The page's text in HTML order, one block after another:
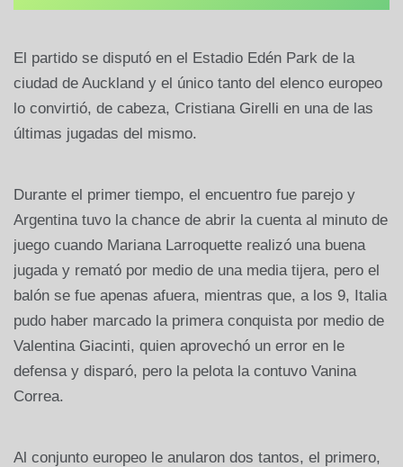
El partido se disputó en el Estadio Edén Park de la
ciudad de Auckland y el único tanto del elenco europeo
lo convirtió, de cabeza, Cristiana Girelli en una de las
últimas jugadas del mismo.
Durante el primer tiempo, el encuentro fue parejo y
Argentina tuvo la chance de abrir la cuenta al minuto de
juego cuando Mariana Larroquette realizó una buena
jugada y remató por medio de una media tijera, pero el
balón se fue apenas afuera, mientras que, a los 9, Italia
pudo haber marcado la primera conquista por medio de
Valentina Giacinti, quien aprovechó un error en le
defensa y disparó, pero la pelota la contuvo Vanina
Correa.
Al conjunto europeo le anularon dos tantos, el primero,